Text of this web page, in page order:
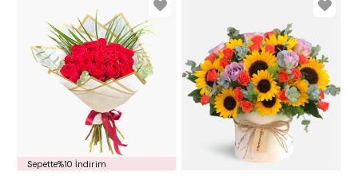
Sepette%10 İndirim